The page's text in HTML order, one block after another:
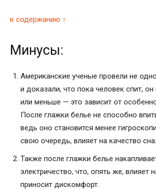
к содержанию ↑
Минусы:
Американские ученые провели не
и доказали, что пока человек спит, он
или меньше — это зависит от
После глажки белье не способно
ведь оно становится менее
свою очередь, влияет на качество сна.
Также после глажки белье
электричество, что, опять же, влияет
приносит дискомфорт.